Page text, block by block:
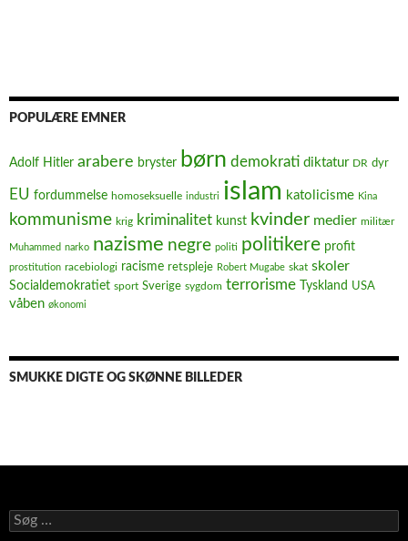
POPULÆRE EMNER
Adolf Hitler arabere bryster børn demokrati diktatur DR dyr
EU fordummelse homoseksuelle industri islam katolicisme Kina
kommunisme krig kriminalitet kunst kvinder medier militær
Muhammed narko nazisme negre politi politikere profit
prostitution racebiologi racisme retspleje Robert Mugabe skat skoler
Socialdemokratiet sport Sverige sygdom terrorisme Tyskland USA
våben økonomi
SMUKKE DIGTE OG SKØNNE BILLEDER
Søg
efter: